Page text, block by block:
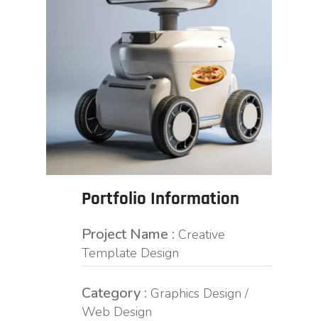
Portfolio Information
Project Name : Creative
Template Design
Category : Graphics Design /
Web Design